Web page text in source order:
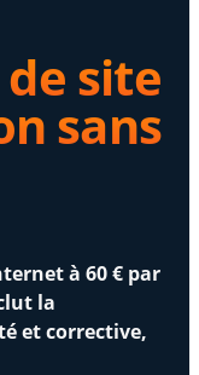
site
sans
à 60 € par
la
et corrective,